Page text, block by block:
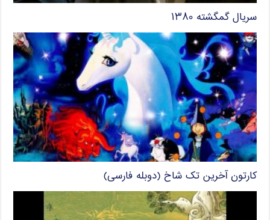
سریال گمگشته ۱۳۸۰
کارتون آخرین تک شاخ (دوبله فارسی)